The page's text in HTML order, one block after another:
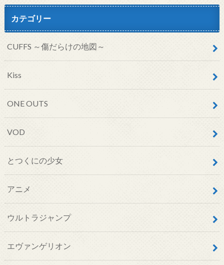
カテゴリー
CUFFS ～傷だらけの地図～
Kiss
ONE OUTS
VOD
とつくにの少女
アニメ
ウルトラジャンプ
エヴァンゲリオン